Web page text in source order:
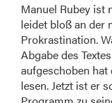
Manuel Rubey ist
leidet bloß an der
Prokrastination.
Abgabe des
aufgeschoben hat
lesen. Jetzt ist er